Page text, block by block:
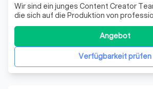
Wir sind ein junges Content Creator
die sich auf die Produktion von
authentischer Werbeinhalte
Verfügbarkeit prüfen
Angebot